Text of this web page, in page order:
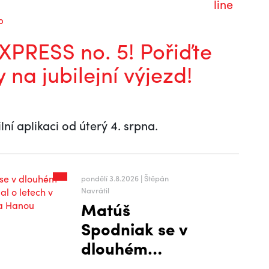
no. 5! Pořiďte
na jubilejní výjezd!
line
aplikaci od úterý 4. srpna.
pondělí 3.8.2026 | Štěpán
Navrátil
Matúš
Spodniak se v
dlouhém